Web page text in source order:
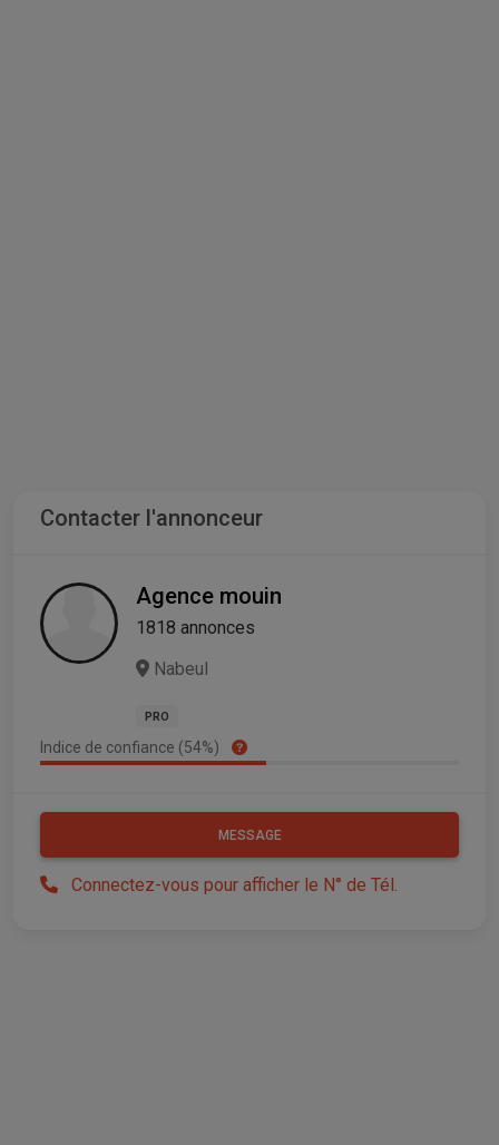
Contacter l'annonceur
Agence mouin
1818 annonces
Nabeul
PRO
Indice de confiance (54%)
MESSAGE
Connectez-vous pour afficher le N° de Tél.